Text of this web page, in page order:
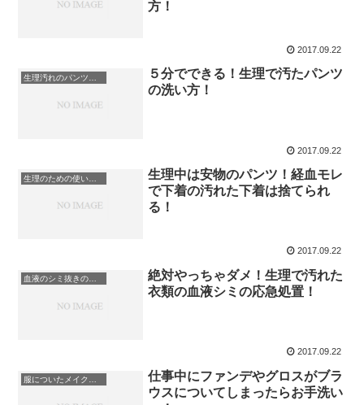
方！
2017.09.22
５分でできる！生理で汚たパンツ
の洗い方！
2017.09.22
生理のための使い捨てパンツ
生理中は安物のパンツ！経血モレ
で下着の汚れた下着は捨てられ
る！
2017.09.22
血液のシミ抜きのＮＧ行為
絶対やっちゃダメ！生理で汚れた
衣類の血液シミの応急処置！
2017.09.22
仕事中にファンデやグロスがブラ
ウスについてしまったらお手洗い